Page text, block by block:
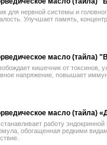
для нервной системы и
Улучшает память,
масло (тайла)
кишечник от токсинов,
напряжение, повышает
масло (тайла)
работу
обогащенная редкими